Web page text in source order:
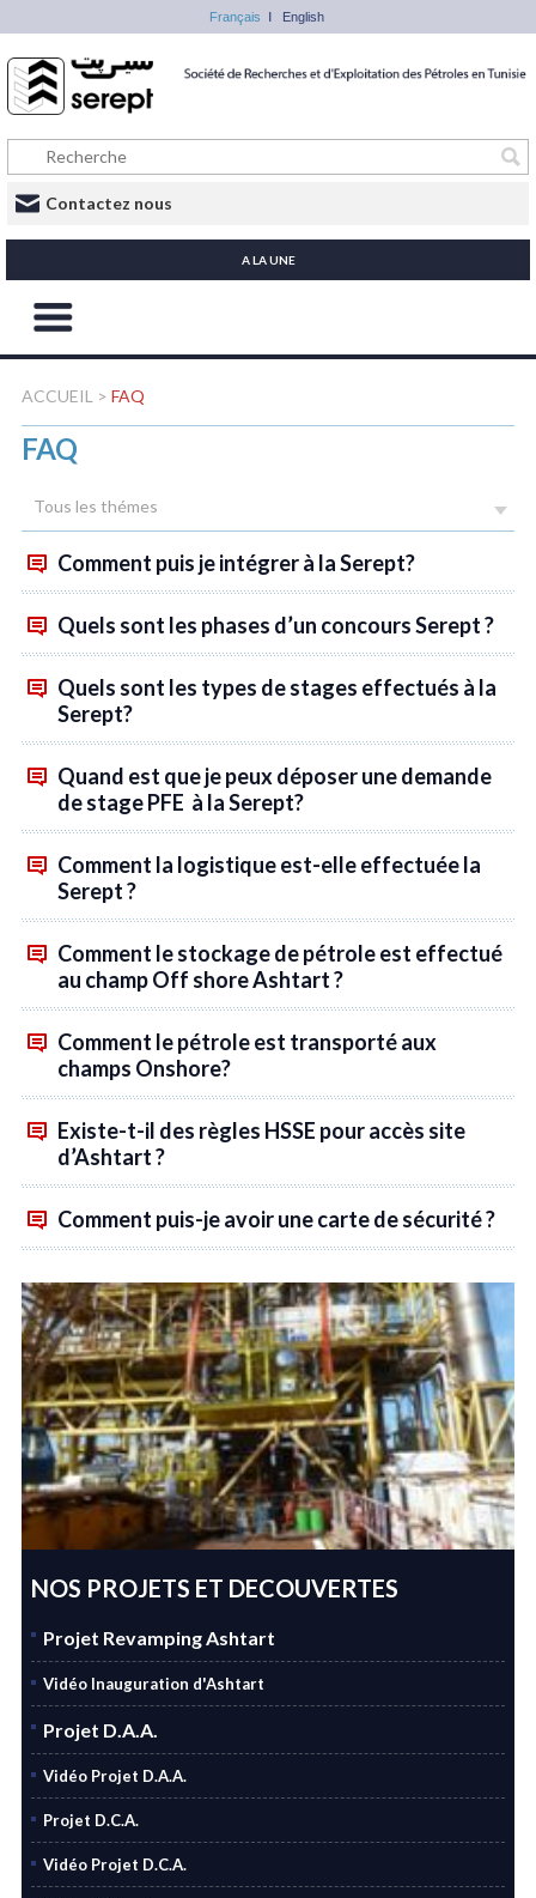
Français English
Contactez nous
A LA UNE
ACCUEIL > FAQ
FAQ
Tous les thémes
Comment puis je intégrer à la Serept?
Quels sont les phases d’un concours Serept ?
Quels sont les types de stages effectués à la
Serept?
Quand est que je peux déposer une demande
de stage PFE à la Serept?
Comment la logistique est-elle effectuée la
Serept ?
Comment le stockage de pétrole est effectué
au champ Off shore Ashtart ?
Comment le pétrole est transporté aux
champs Onshore?
Existe-t-il des règles HSSE pour accès site
d’Ashtart ?
Comment puis-je avoir une carte de sécurité ?
NOS PROJETS ET DECOUVERTES
Projet Revamping Ashtart
Vidéo Inauguration d'Ashtart
Projet D.A.A.
Vidéo Projet D.A.A.
Projet D.C.A.
Vidéo Projet D.C.A.